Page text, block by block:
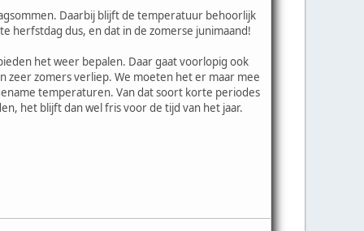
Daarbij blijft de temperatuur behoorlijk
herfstdag dus, en dat in de zomerse junimaand!
het weer bepalen. Daar gaat voorlopig ook
zeer zomers verliep. We moeten het er maar mee
temperaturen. Van dat soort korte periodes
het blijft dan wel fris voor de tijd van het jaar.